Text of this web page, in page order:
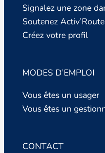
Signalez une zone
Soutenez Activ’Route
Créez votre profil
MODES D’EMPLOI
Vous êtes un usager
Vous êtes un
CONTACT